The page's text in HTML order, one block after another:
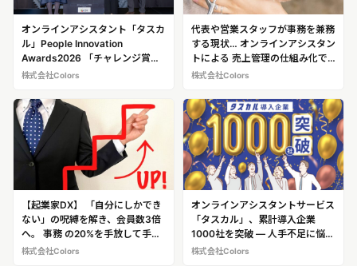
オンラインアシスタント「タスカ
ル」People Innovation
Awards2026 「チャレンジ賞」
を受賞 ～500名超のフルリモー
が高評価～
株式会社Colors
代表や営業スタッフが事務を兼務
する現状… オンラインアシスタン
トによる 売上管理の仕組み化で
月商5倍を実現！ 実際の店舗での
面、スタッフへのインタビューも
セッティング可能です！
株式会社Colors
【起業家DX】 「自分にしかでき
ない」の呪縛を解き、会員数3倍
へ。 事務 の20%を手放して手に
入れた オンライン教育コミュニ
株式会社Colors
オンラインアシスタントサービス
「タスカル」、累計導入企業
1000社を突破 ― 人手不足に悩む
企業と、育児中・地方在住人材の
株式会社Colors